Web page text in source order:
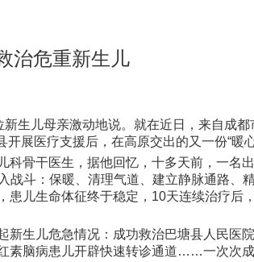
治危重新生儿
生儿母亲激动地说。就在近日，来自成都
展医疗支援后，在高原交出的又一份“暖心
科骨干医生，据他回忆，十多天前，一名
战斗：保暖、清理气道、建立静脉通路
儿生命体征终于稳定，10天连续治疗后
生儿危急情况：成功救治巴塘县人民医
素脑病患儿开辟快速转诊通道……一次次成